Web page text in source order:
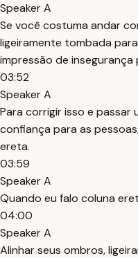
Speaker A
Se você costuma andar
ligeiramente tombada
impressão de insegurança
03:52
Speaker A
Para corrigir isso e passar
confiança para as
ereta.
03:59
Speaker A
Quando eu falo coluna
04:00
Speaker A
Alinhar seus ombros,